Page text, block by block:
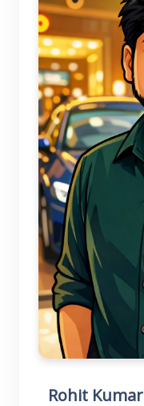
Rohit Kumar